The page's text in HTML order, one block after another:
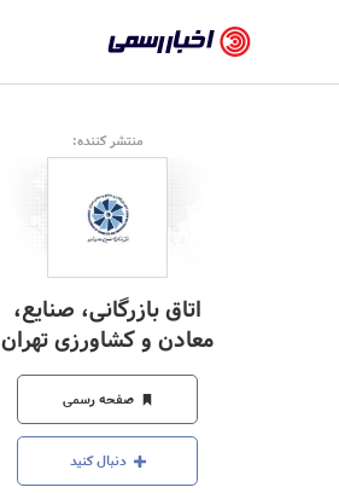
رسمی
-
اخبار
تایید
شده
شرکت‌ها،
سازمان‌ها
و
روابط
عمومی‌ها
منتشر کننده:
اتاق بازرگانی، صنایع،
معادن و کشاورزی تهران
صفحه رسمی
دنبال کنید